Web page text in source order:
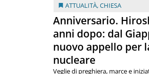
ATTUALITÀ,CHIESA
Anniversario.
anni dopo: dal
nuovo appello per
nucleare
Veglie di preghiera, marce e